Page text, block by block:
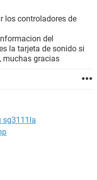
los controladores de
del
la tarjeta de sonido si
muchas gracias
sg3111la